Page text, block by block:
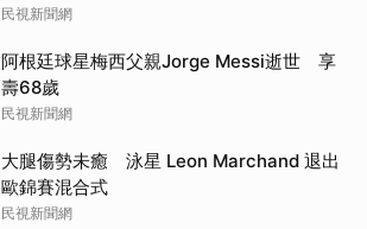
民視新聞網
阿根廷球星梅西父親Jorge Messi逝世 享
壽68歲
民視新聞網
大腿傷勢未癒 泳星 Leon Marchand 退出
歐錦賽混合式
民視新聞網